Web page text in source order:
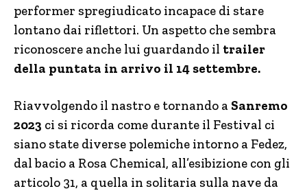
performer spregiudicato incapace di stare
lontano dai riflettori. Un aspetto che sembra
riconoscere anche lui guardando il trailer
della puntata in arrivo il 14 settembre.
Riavvolgendo il nastro e tornando a Sanremo
2023 ci si ricorda come durante il Festival ci
siano state diverse polemiche intorno a Fedez,
dal bacio a Rosa Chemical, all’esibizione con gli
articolo 31, a quella in solitaria sulla nave da